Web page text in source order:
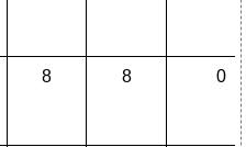
8 8 0